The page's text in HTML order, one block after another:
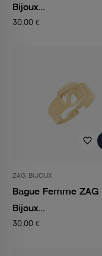
Bijoux...
30,00 €
favorite_border
ZAG BIJOUX
Bague Femme ZAG
Bijoux...
30,00 €